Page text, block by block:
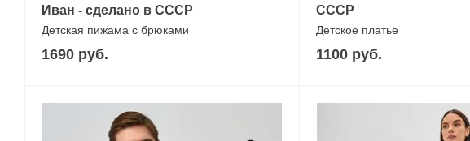
Иван - сделано в СССР
Детская пижама с брюками
1690 руб.
СССР
Детское платье
1100 руб.